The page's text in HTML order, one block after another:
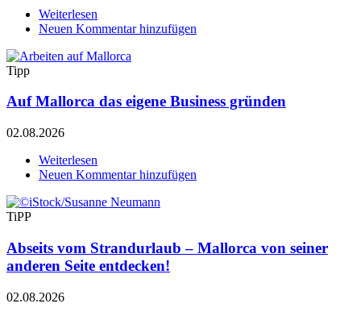
Weiterlesen
Medizinische
auf
Neuen Kommentar hinzufügen
Tipp
Auf Mallorca das eigene Business gründen
02.08.2026
Weiterlesen
Auf
das
gründen
Neuen Kommentar hinzufügen
TiPP
Abseits vom Strandurlaub – Mallorca von seiner
anderen Seite entdecken!
02.08.2026